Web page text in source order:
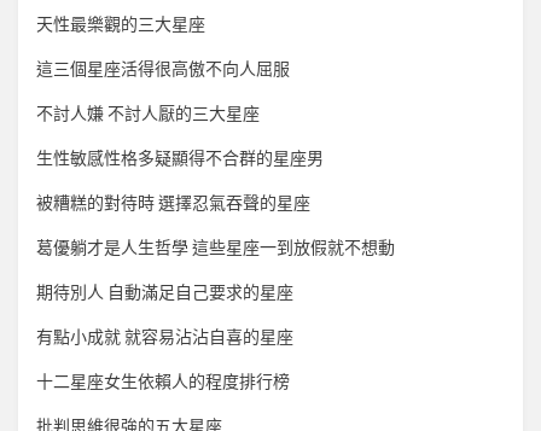
天性最樂觀的三大星座
這三個星座活得很高傲不向人屈服
不討人嫌 不討人厭的三大星座
生性敏感性格多疑顯得不合群的星座男
被糟糕的對待時 選擇忍氣吞聲的星座
葛優躺才是人生哲學 這些星座一到放假就不想動
期待別人 自動滿足自己要求的星座
有點小成就 就容易沾沾自喜的星座
十二星座女生依賴人的程度排行榜